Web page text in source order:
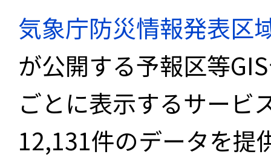
気象庁防災情報発表区
が公開する予報区等
ごとに表示するサービ
12,131件のデータを提